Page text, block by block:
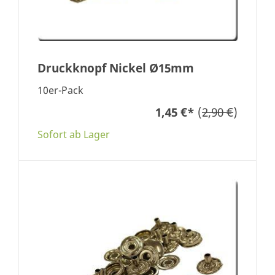
Druckknopf Nickel Ø15mm
10er-Pack
1,45 €* (2,90 €)
Sofort ab Lager